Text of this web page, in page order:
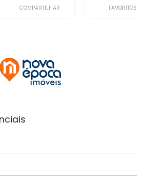
COMPARTILHAR FAVORITOS